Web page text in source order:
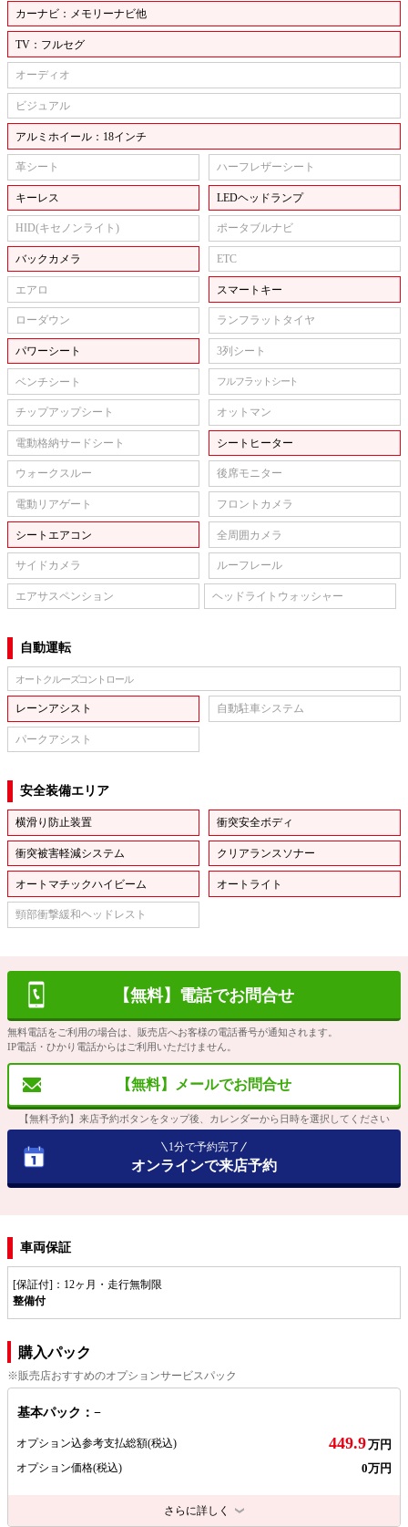
カーナビ：メモリーナビ他
TV：フルセグ
オーディオ
ビジュアル
アルミホイール：18インチ
革シート ハーフレザーシート
キーレス LEDヘッドランプ
HID(キセノンライト) ポータブルナビ
バックカメラ ETC
エアロ スマートキー
ローダウン ランフラットタイヤ
パワーシート 3列シート
ベンチシート フルフラットシート
チップアップシート オットマン
電動格納サードシート シートヒーター
ウォークスルー 後席モニター
電動リアゲート フロントカメラ
シートエアコン 全周囲カメラ
サイドカメラ ルーフレール
エアサスペンション ヘッドライトウォッシャー
自動運転
オートクルーズコントロール
レーンアシスト 自動駐車システム
パークアシスト
安全装備エリア
横滑り防止装置 衝突安全ボディ
衝突被害軽減システム クリアランスソナー
オートマチックハイビーム オートライト
頸部衝撃緩和ヘッドレスト
【無料】電話でお問合せ
無料電話をご利用の場合は、販売店へお客様の電話番号が通知されます。
IP電話・ひかり電話からはご利用いただけません。
【無料】メールでお問合せ
【無料予約】来店予約ボタンをタップ後、カレンダーから日時を選択してください
1分で予約完了
オンラインで来店予約
車両保証
[保証付]：12ヶ月・走行無制限
整備付
購入パック
※販売店おすすめのオプションサービスパック
基本パック：−
オプション込参考支払総額(税込) 449.9万円
オプション価格(税込) 0万円
さらに詳しく